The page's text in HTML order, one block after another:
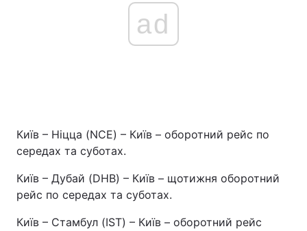
ad
Київ – Ніцца (NCE) – Київ – оборотний рейс по
середах та суботах.
Київ – Дубай (DHB) – Київ – щотижня оборотний
рейс по середах та суботах.
Київ – Стамбул (IST) – Київ – оборотний рейс